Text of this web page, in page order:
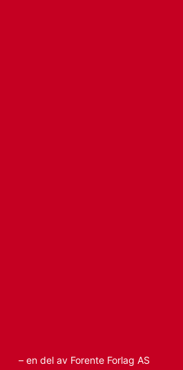
– en del av Forente Forlag AS